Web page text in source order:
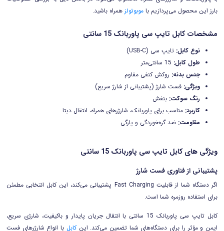
بارز این محصول می‌پردازیم با موبوتولز همراه باشید.
مشخصات کابل تایپ سی پاوربانک 15 سانتی
نوع کابل: تایپ سی (USB-C)
طول کابل:
جنس بدنه: روکش کنفی مقاوم
ویژگی: فست شارژ (پشتیبانی از شارژ سریع)
رنگ سوکت: بنفش
کاربرد: مناسب برای پاوربانک، شارژرهای همراه، انتقال دیتا
مقاومت: ضد گره‌خوردگی و پارگی
ویژگی های کابل تایپ سی پاوربانک 15 سانتی
پشتیبانی از فناوری فست شارژ
اگر دستگاه شما از قابلیت Fast Charging پشتیبانی می‌کند، این کابل انتخابی مطمئن
برای استفاده روزمره شما است.
کابل تایپ سی پاوربانک 15 سانتی با انتقال جریان پایدار و باکیفیت، شارژی سریع،
ایمن و مؤثر را برای دستگاه‌های شما تضمین می‌کند. اینکابل با انواع شارژرهای فست